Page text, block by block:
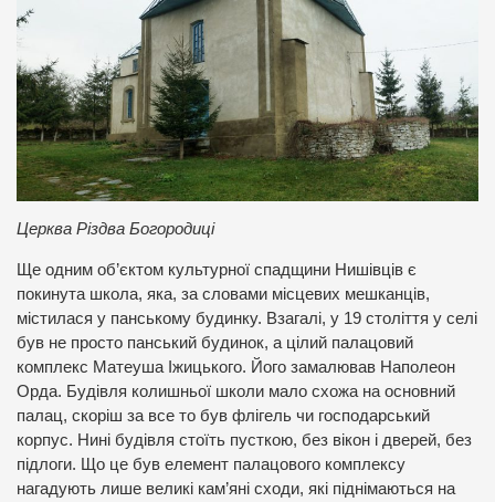
Церква Різдва Богородиці
Ще одним об’єктом культурної спадщини Нишівців є
покинута школа, яка, за словами місцевих мешканців,
містилася у панському будинку. Взагалі, у 19 століття у селі
був не просто панський будинок, а цілий палацовий
комплекс Матеуша Іжицького. Його замалював Наполеон
Орда. Будівля колишньої школи мало схожа на основний
палац, скоріш за все то був флігель чи господарський
корпус. Нині будівля стоїть пусткою, без вікон і дверей, без
підлоги. Що це був елемент палацового комплексу
нагадують лише великі кам’яні сходи, які піднімаються на